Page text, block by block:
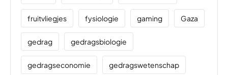
fruitvliegjes fysiologie gaming Gaza
gedrag gedragsbiologie
gedragseconomie gedragswetenschap